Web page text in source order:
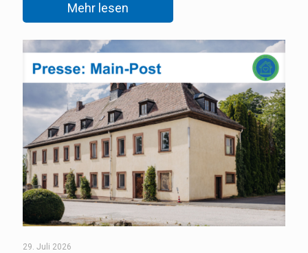
Mehr lesen
29. Juli 2026